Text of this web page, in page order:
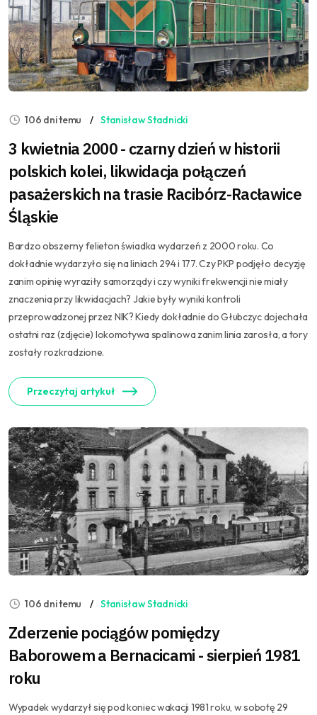
106 dni temu Stanisław Stadnicki
3 kwietnia 2000 - czarny dzień w historii
polskich kolei, likwidacja połączeń
pasażerskich na trasie Racibórz-Racławice
Śląskie
Bardzo obszerny felieton świadka wydarzeń z 2000 roku. Co
dokładnie wydarzyło się na liniach 294 i 177. Czy PKP podjęło decyzję
zanim opinię wyraziły samorządy i czy wyniki frekwencji nie miały
znaczenia przy likwidacjach? Jakie były wyniki kontroli
przeprowadzonej przez NIK? Kiedy dokładnie do Głubczyc dojechała
ostatni raz (zdjęcie) lokomotywa spalinowa zanim linia zarosła, a tory
zostały rozkradzione.
Przeczytaj artykuł
106 dni temu Stanisław Stadnicki
Zderzenie pociągów pomiędzy
Baborowem a Bernacicami - sierpień 1981
roku
Wypadek wydarzył się pod koniec wakacji 1981 roku, w sobotę 29